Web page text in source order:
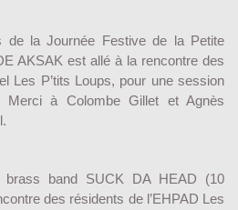
la Journée Festive de la Petite
AKSAK est allé à la rencontre des
Les P’tits Loups, pour une session
Merci à Colombe Gillet et Agnès
brass band SUCK DA HEAD (10
des résidents de l’EHPAD Les